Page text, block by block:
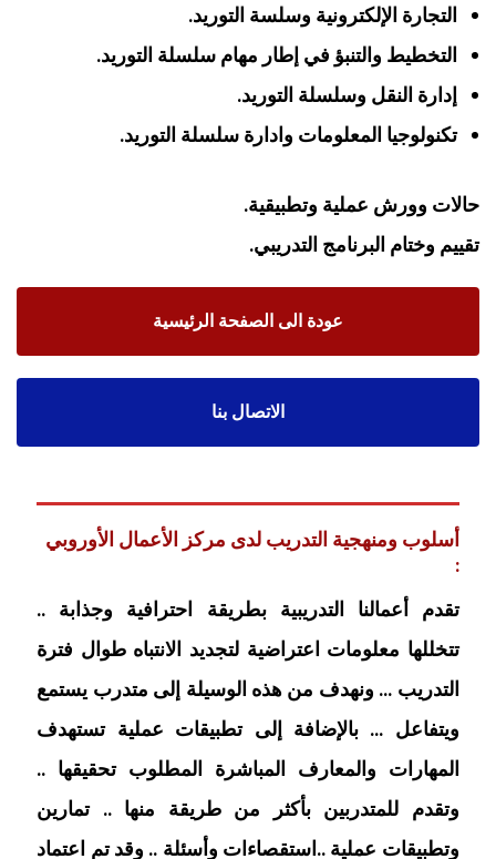
التجارة الإلكترونية وسلسة التوريد.
التخطيط والتنبؤ في إطار مهام سلسلة التوريد.
إدارة النقل وسلسلة التوريد.
تكنولوجيا المعلومات وادارة سلسلة التوريد.
حالات وورش عملية وتطبيقية.
تقييم وختام البرنامج التدريبي.
عودة الى الصفحة الرئيسية
الاتصال بنا
أسلوب ومنهجية التدريب لدى مركز الأعمال الأوروبي
:
تقدم أعمالنا التدريبية بطريقة احترافية وجذابة ..
تتخللها معلومات اعتراضية لتجديد الانتباه طوال فترة
التدريب … ونهدف من هذه الوسيلة إلى متدرب يستمع
ويتفاعل … بالإضافة إلى تطبيقات عملية تستهدف
المهارات والمعارف المباشرة المطلوب تحقيقها ..
وتقدم للمتدربين بأكثر من طريقة منها .. تمارين
وتطبيقات عملية ..استقصاءات وأسئلة .. وقد تم اعتماد